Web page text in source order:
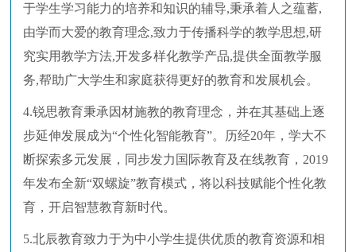
于学生学习能力的培养和知识的辅导,秉承着人之蕴蓄,
由学而大爱的教育理念,致力于传播科学的教学思想,研
究实用教学方法,开发多样化教学产品,提供全面教学服
务,帮助广大学生和家庭获得更好的教育和发展机会。
4.锐思教育秉承因材施教的教育理念，并在其基础上逐
步延伸发展成为“个性化智能教育”。历经20年，学大不
断探索多元发展，同步发力国际教育及在线教育，2019
年发布全新“双螺旋”教育模式，将以科技赋能个性化教
育，开启智慧教育新时代。
5.北辰教育致力于为中小学生提供优质的教育资源和相